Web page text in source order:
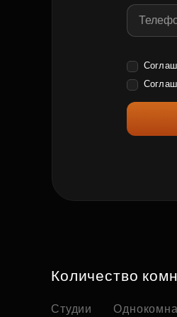
Количество
Студии